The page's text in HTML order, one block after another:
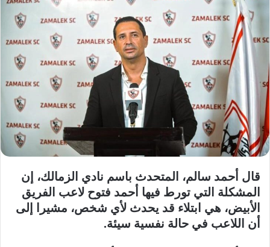
قال أحمد سالم، المتحدث باسم نادي الزمالك، إن
المشكلة التي تورط فيها أحمد فتوح لاعب الفريق
الأبيض، هي ابتلاء قد يحدث لأي شخص، مشيرا إلى
أن اللاعب في حالة نفسية سيئة.